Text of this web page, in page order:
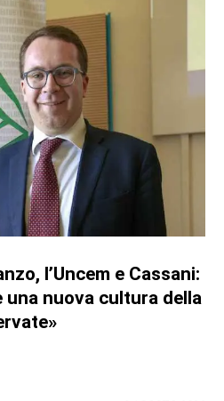
l’Uncem e Cassani:
una nuova cultura della